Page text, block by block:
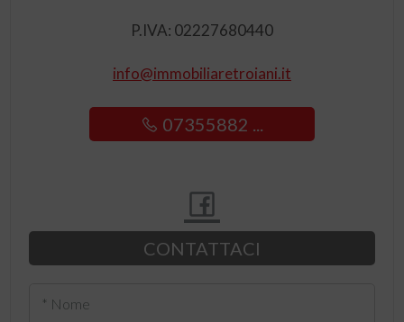
P.IVA: 02227680440
info@immobiliaretroiani.it
07355882 ...
CONTATTACI
* Nome